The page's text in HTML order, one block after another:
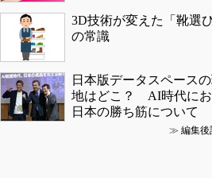
3D技術が変えた「靴選び
の常識
日本版データスペース
地はどこ？ AI時代にお
日本の勝ち筋について
≫ 編集後